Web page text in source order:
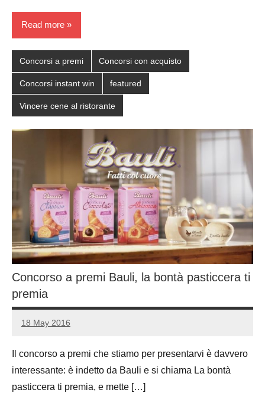
Read more
Concorsi a premi Concorsi con acquisto
Concorsi instant win featured
Vincere cene al ristorante
Concorso a premi Bauli, la bontà pasticcera ti
premia
18 May 2016
Luca
No
Il concorso a premi che stiamo per presentarvi è davvero
interessante: è indetto da Bauli e si chiama La bontà
pasticcera ti premia, e mette […]